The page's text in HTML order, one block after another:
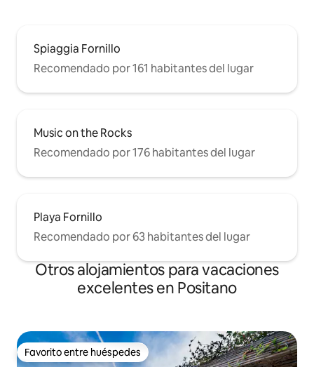
Spiaggia Fornillo
Recomendado por 161 habitantes del lugar
Music on the Rocks
Recomendado por 176 habitantes del lugar
Playa Fornillo
Recomendado por 63 habitantes del lugar
Otros alojamientos para vacaciones
excelentes en Positano
Favorito entre huéspedes
Favorito entre huéspedes